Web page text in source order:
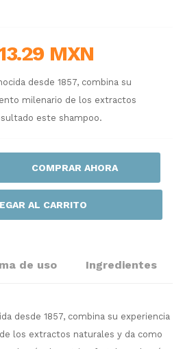
MXN
desde 1857, combina su
milenario de los extractos
este shampoo.
COMPRAR AHORA
AL CARRITO
de uso Ingredientes
desde 1857, combina su experiencia
los extractos naturales y da como